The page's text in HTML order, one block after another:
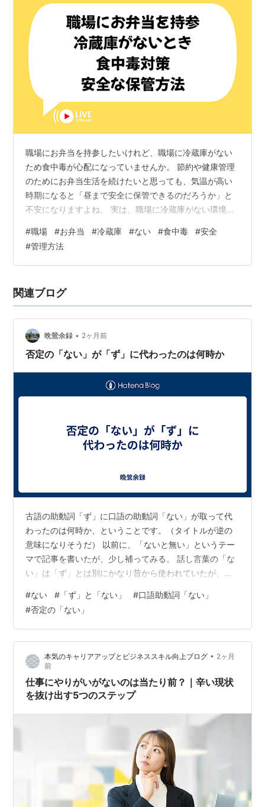
職場にお弁当を持参したいけれど、職場に冷蔵庫がない
ため食中毒が心配になっていませんか。 節約や健康管理
のためにお弁当生活を続けたいと思っても、気温が高い
時期になると「昼まで安全に保管できるのだろうか」と
不安になりますよね。 実は、職場に冷蔵庫がない環境で
中毒リスクは大きく減らせます。 大切なのは、細菌をつ
けないこと、増やさないこと、そして十分に加熱してや
っつけることです。 さらに、保冷剤や保冷バッグの使い
ることで、安心してお弁当を持参できるようになりま
す。 この記事では、職場にお弁当を持参しても…
#職場 #お弁当 #冷蔵庫 #ない #食中毒 #安全
#管理方法
関連ブログ
晩鶯余録 • 2ヶ月前
否定の「ない」が「ず」に代わったのは何時か
古語の助動詞「ず」に口語の助動詞「ない」が取って代
わったのは何時か、ということです。（タイトルが逆の
意味になりそうだ） 以前に、「ないと無い」というテー
マで記事を書いたが、少し補ってみる。 話し言葉の「な
い」は「ず」とは別にかなり昔から使われていたが、
頃なのか、という事である。 AIに聞いてみた。ただし、
AIが参照した元情報には、確認しがたいものがあり、正
確なのかどうか判断できない。 まず、古語での「未然形
＋ず」が、どのような経過で現代語の「未然形＋ない」
に変化したか、であるが
………………………………………………………………………………
…………
#ない # 「ず」と「ない」 #口語助動詞「ない」
#否定の「ない」
本気のキャリアアップとビジネススキル向上ブログ • 2ヶ月
前
仕事にやりがいがないのは当たり前？｜辛い現状
を抜け出す5つのステップ